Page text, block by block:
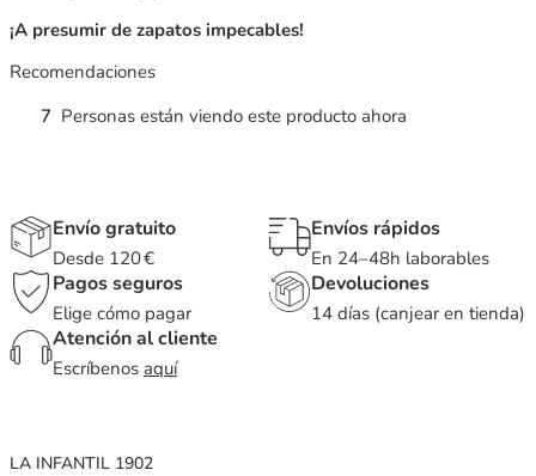
¡A presumir de zapatos impecables!
Recomendaciones
7 Personas están viendo este producto ahora
Envío gratuito
Desde 120 €
Envíos rápidos
En 24–48h laborables
Pagos seguros
Elige cómo pagar
Devoluciones
14 días (canjear en tienda)
Atención al cliente
Escríbenos aquí
LA INFANTIL 1902